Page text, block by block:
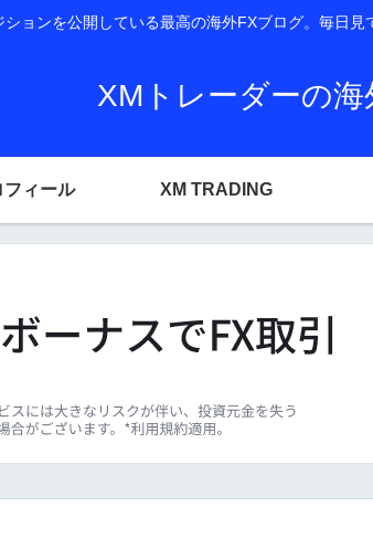
ョンを公開している最高の海外FXブログ。毎日
XMトレーダーの
フィール XM TRADING